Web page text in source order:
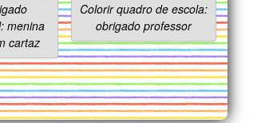
menina
cartaz
Colorir quadro de escola:
obrigado professor